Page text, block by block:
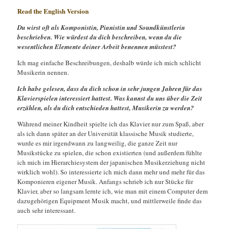
Read the English Version
Du wirst oft als Komponistin, Pianistin und Soundkünstlerin
beschrieben. Wie würdest du dich beschreiben, wenn du die
wesentlichen Elemente deiner Arbeit benennen müsstest?
Ich mag einfache Beschreibungen, deshalb würde ich mich schlicht
Musikerin nennen.
Ich habe gelesen, dass du dich schon in sehr jungen Jahren für das
Klavierspielen interessiert hattest. Was kannst du uns über die Zeit
erzählen, als du dich entschieden hattest, Musikerin zu werden?
Während meiner Kindheit spielte ich das Klavier nur zum Spaß, aber
als ich dann später an der Universität klassische Musik studierte,
wurde es mir irgendwann zu langweilig, die ganze Zeit nur
Musikstücke zu spielen, die schon existierten (und außerdem fühlte
ich mich im Hierarchiesystem der japanischen Musikerziehung nicht
wirklich wohl). So interessierte ich mich dann mehr und mehr für das
Komponieren eigener Musik. Anfangs schrieb ich nur Stücke für
Klavier, aber so langsam lernte ich, wie man mit einem Computer dem
dazugehörigen Equipment Musik macht, und mittlerweile finde das
auch sehr interessant.